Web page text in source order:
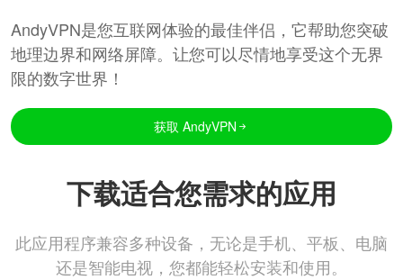
AndyVPN是您互联网体验的最佳伴侣，它帮助您突破
地理边界和网络屏障。让您可以尽情地享受这个无界
限的数字世界！
获取 AndyVPN
下载适合您需求的应用
此应用程序兼容多种设备，无论是手机、平板、电脑
还是智能电视，您都能轻松安装和使用。